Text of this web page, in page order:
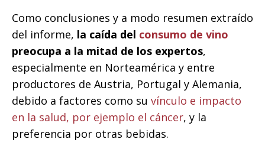
Como conclusiones y a modo resumen extraído
del informe, la caída del consumo de vino
preocupa a la mitad de los expertos,
especialmente en Norteamérica y entre
productores de Austria, Portugal y Alemania,
debido a factores como su vínculo e impacto
en la salud, por ejemplo el cáncer, y la
preferencia por otras bebidas.